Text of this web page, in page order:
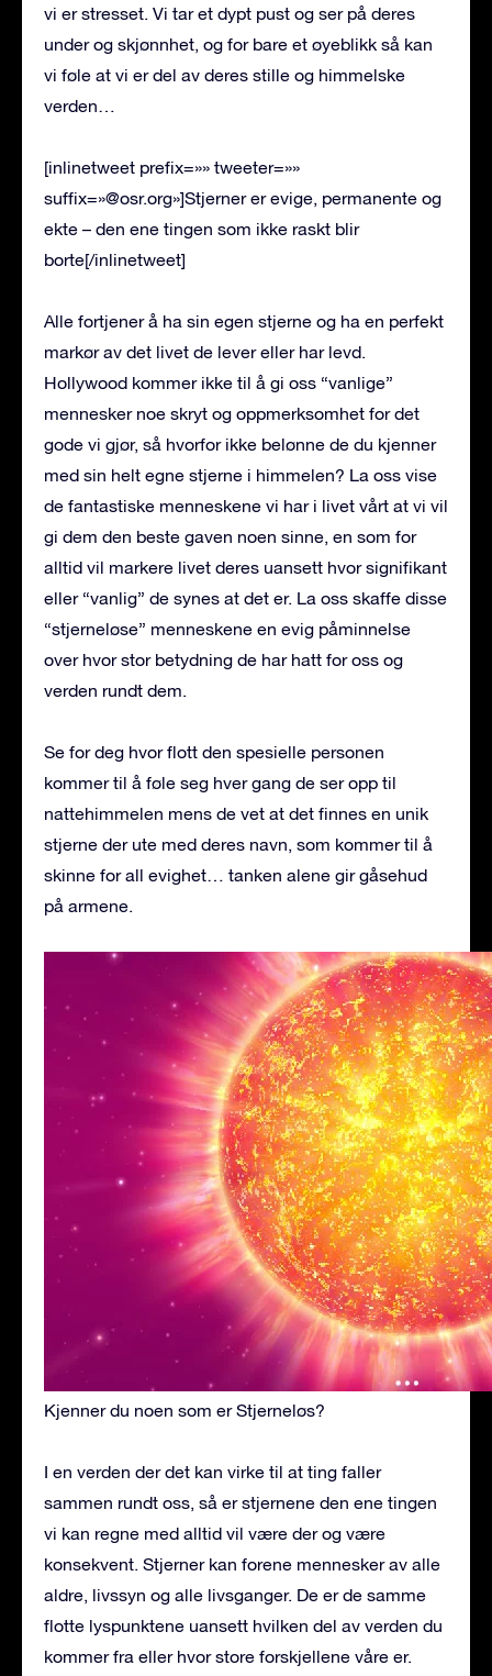
vi er stresset. Vi tar et dypt pust og ser på deres
under og skjønnhet, og for bare et øyeblikk så kan
vi føle at vi er del av deres stille og himmelske
verden…
[inlinetweet prefix=»» tweeter=»»
suffix=»@osr.org»]Stjerner er evige, permanente og
ekte – den ene tingen som ikke raskt blir
borte[/inlinetweet]
Alle fortjener å ha sin egen stjerne og ha en perfekt
markør av det livet de lever eller har levd.
Hollywood kommer ikke til å gi oss “vanlige”
mennesker noe skryt og oppmerksomhet for det
gode vi gjør, så hvorfor ikke belønne de du kjenner
med sin helt egne stjerne i himmelen? La oss vise
de fantastiske menneskene vi har i livet vårt at vi vil
gi dem den beste gaven noen sinne, en som for
alltid vil markere livet deres uansett hvor signifikant
eller “vanlig” de synes at det er. La oss skaffe disse
“stjerneløse” menneskene en evig påminnelse
over hvor stor betydning de har hatt for oss og
verden rundt dem.
Se for deg hvor flott den spesielle personen
kommer til å føle seg hver gang de ser opp til
nattehimmelen mens de vet at det finnes en unik
stjerne der ute med deres navn, som kommer til å
skinne for all evighet… tanken alene gir gåsehud
på armene.
Kjenner du noen som er Stjerneløs?
I en verden der det kan virke til at ting faller
sammen rundt oss, så er stjernene den ene tingen
vi kan regne med alltid vil være der og være
konsekvent. Stjerner kan forene mennesker av alle
aldre, livssyn og alle livsganger. De er de samme
flotte lyspunktene uansett hvilken del av verden du
kommer fra eller hvor store forskjellene våre er.